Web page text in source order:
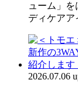
ューム」
ディケアア
2026.07.06